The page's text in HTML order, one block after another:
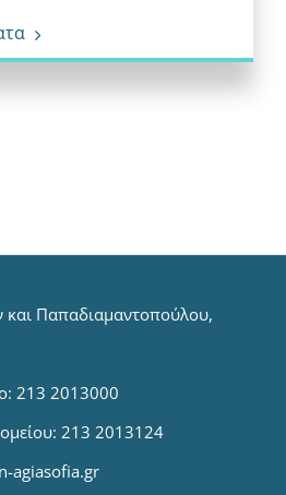
Παπαδιαμαντοπούλου,
213 2013000
213 2013124
agiasofia.gr